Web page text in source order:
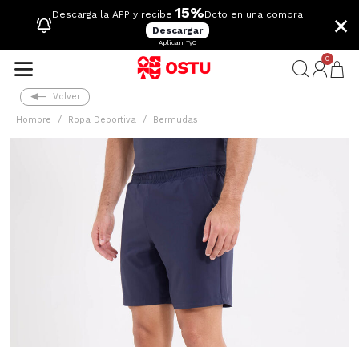
Descarga la APP y recibe 15%Dcto en una compra
Descargar
Aplican TyC
×
0
Volver
Hombre Ropa Deportiva Bermudas